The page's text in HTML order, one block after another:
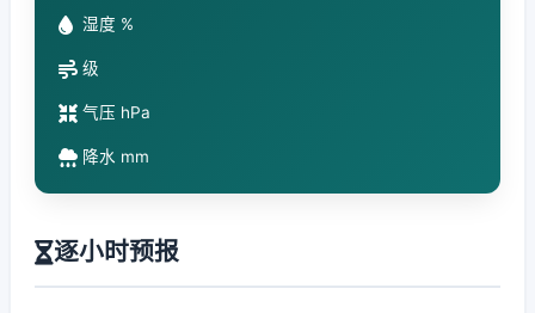
湿度 %
级
气压 hPa
降水 mm
逐小时预报